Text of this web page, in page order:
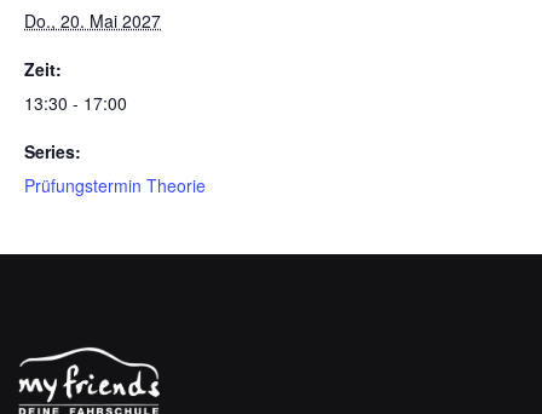
Do., 20. Mai 2027
Zeit:
13:30 - 17:00
Series:
Prüfungstermin Theorie